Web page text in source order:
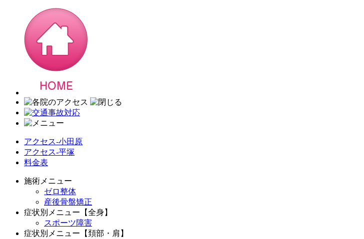
アクセス-小田原
アクセス-平塚
料金表
施術メニュー
ゼロ整体
産後骨盤矯正
症状別メニュー【全身】
スポーツ障害
症状別メニュー【頚部・肩】